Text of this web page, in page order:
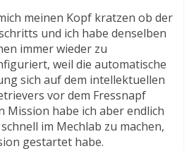
meinen Kopf kratzen ob der
und ich habe denselben
immer wieder zu
weil die automatische
sich auf dem intellektuellen
vor dem Fressnapf
Mission habe ich aber endlich
im Mechlab zu machen,
gestartet habe.